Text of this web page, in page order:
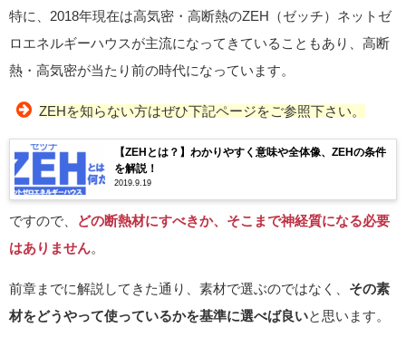
特に、2018年現在は高気密・高断熱のZEH（ゼッチ）ネットゼ
ロエネルギーハウスが主流になってきていることもあり、高断
熱・高気密が当たり前の時代になっています。
ZEHを知らない方はぜひ下記ページをご参照下さい。
【ZEHとは？】わかりやすく意味や全体像、ZEHの条件
を解説！
2019.9.19
ですので、
どの断熱材にすべきか、そこまで神経質になる必要
はありません
前章までに解説してきた通り、素材で選ぶのではなく、 その素
材をどうやって使っているかを基準に選べば良い と思います。